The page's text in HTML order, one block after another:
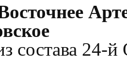
состава 24-